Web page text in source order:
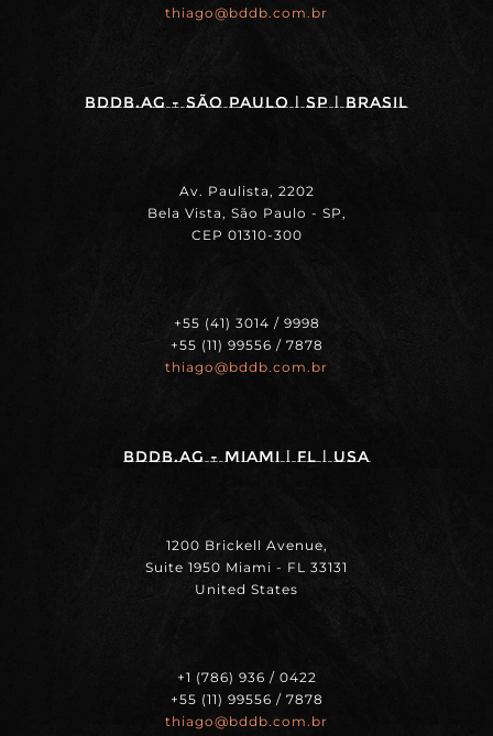
thiago@bddb.com.br
BDDB.ag - SÃO PAULO | SP | BRASIL
Av. Paulista, 2202
Bela Vista, São Paulo - SP,
CEP 01310-300
+55 (41) 3014 / 9998
+55 (11) 99556 / 7878
thiago@bddb.com.br
BDDB.ag - MIAMI | FL | USA
1200 Brickell Avenue,
Suite 1950 Miami - FL 33131
United States
+1 (786) 936 / 0422
+55 (11) 99556 / 7878
thiago@bddb.com.br